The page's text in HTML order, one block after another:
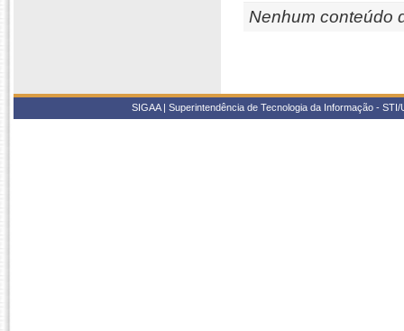
Nenhum conteúdo
SIGAA | Superintendência de Tecnologia da Informação -